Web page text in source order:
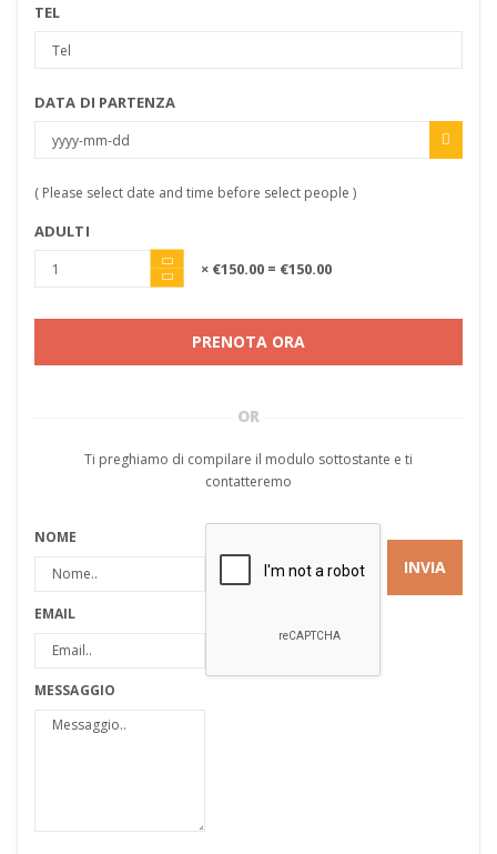
TEL
DATA DI PARTENZA
( Please select date and time before select people )
ADULTI
× €150.00 = €150.00
PRENOTA ORA
OR
Ti preghiamo di compilare il modulo sottostante e ti
contatteremo
NOME
EMAIL
MESSAGGIO